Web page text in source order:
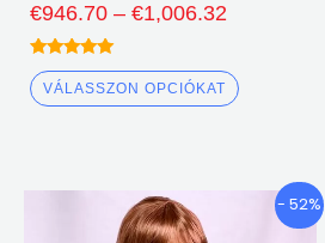
€946.70 – €1,006.32
Névleges
5.00
ki 5
VÁLASSZON OPCIÓKAT
- 52%
Árkategória:
€428.11
Ennek